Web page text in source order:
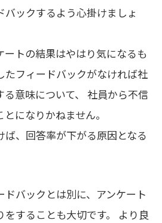
バックするよう心掛けましょ
ートの結果はやはり気になるも
たフィードバックがなければ社
意味について、 社員から不信
になりかねません。
ば、回答率が下がる原因となる
ドバックとは別に、アンケート
することも大切です。 より良